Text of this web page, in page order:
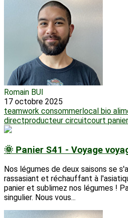
Romain BUI
17 octobre 2025
teamwork consommerlocal bio
directproducteur circuitcourt panier
🌞 Panier S41 - Voyage
Nos légumes de deux saisons se
rassasiant et réchauffant à
panier et sublimez nos légumes !
singulier. Nous vous...